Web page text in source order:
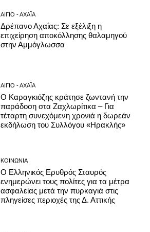
ΑΊΓΙΟ - ΑΧΑΪ́Α
Δρέπανο Αχαΐας: Σε εξέλιξη η
επιχείρηση αποκόλλησης θαλαμηγού
στην Αμμόγλωσσα
ΑΊΓΙΟ - ΑΧΑΪ́Α
Ο Καραγκιόζης κράτησε ζωντανή την
παράδοση στα Ζαχλωρίτικα – Για
τέταρτη συνεχόμενη χρονιά η δωρεάν
εκδήλωση του Συλλόγου «Ηρακλής»
ΚΟΙΝΩΝΊΑ
Ο Ελληνικός Ερυθρός Σταυρός
ενημερώνει τους πολίτες για τα μέτρα
ασφαλείας μετά την πυρκαγιά στις
πληγείσες περιοχές της Δ. Αττικής